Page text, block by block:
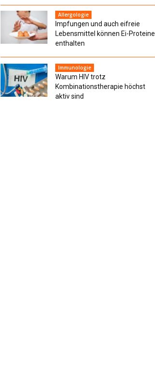
Allergologie
Impfungen und auch eifreie
Lebensmittel können Ei-Proteine
enthalten
Immunologie
Warum HIV trotz
Kombinationstherapie höchst
aktiv sind